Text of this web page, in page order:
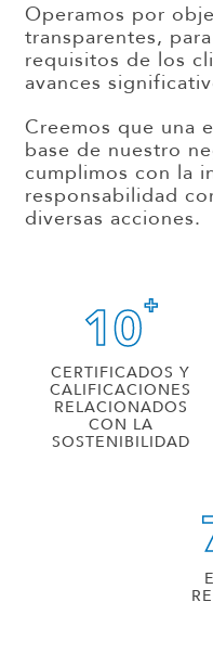
Operamos por
transparentes,
requisitos de los
avances
Creemos que una
base de nuestro
cumplimos con la
responsabilidad
diversas acciones.
10+
CERTIFICADOS Y
CALIFICACIONES
RELACIONADOS
CON LA
SOSTENIBILIDAD